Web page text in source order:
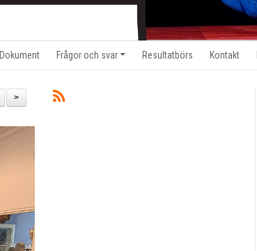
Dokument Frågor och svar Resultatbörs Kontakt
>